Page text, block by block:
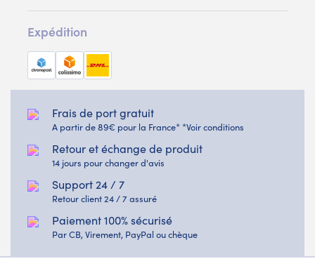
Expédition
Frais de port gratuit
A partir de 89€ pour la France* *Voir conditions
Retour et échange de produit
14 jours pour changer d'avis
Support 24 / 7
Retour client 24 / 7 assuré
Paiement 100% sécurisé
Par CB, Virement, PayPal ou chèque